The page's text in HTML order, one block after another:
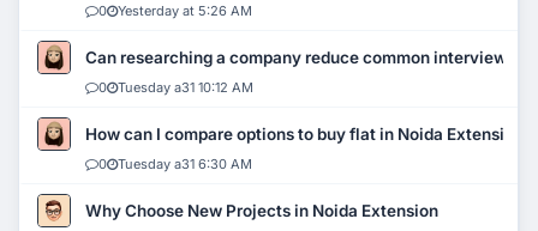
0 Yesterday at 5:26 AM
Can researching a company reduce common interview
0 Tuesday a31 10:12 AM
How can I compare options to buy flat in Noida Extension?
0 Tuesday a31 6:30 AM
Why Choose New Projects in Noida Extension